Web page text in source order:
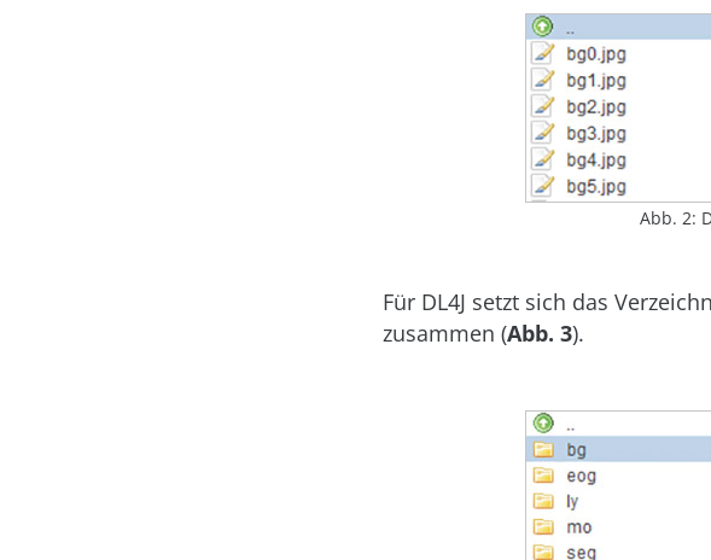
Abb. 2:
Für DL4J setzt sich das
zusammen (Abb. 3).